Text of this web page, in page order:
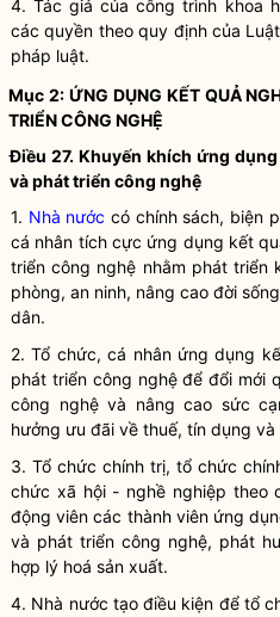
4. Tác giả của công trình khoa
các quyền theo quy định của Luật
pháp luật.
Mục 2: ỨNG DỤNG KẾT QUẢ
TRIỂN CÔNG NGHỆ
Điều 27. Khuyến khích ứng
vàphát triển công nghệ
1. Nhà nước có chính sách, biện
cá nhân tích cực ứng dụng kết
triển công nghệ nhằm phát triển
phòng, an ninh, nâng cao đời
dân.
2. Tổ chức, cá nhân ứng dụng
phát triển công nghệđể đổi mới
công nghệ và nâng cao sức
hưởng ưu đãi về thuế, tín dụng
3. Tổ chức chính trị, tổ chức
chức xã hội - nghề nghiệp theo
động viên các thành viên ứng
và phát triển công nghệ, phát
hợp lý hoá sản xuất.
4. Nhà nước tạo điều kiện đểtổ